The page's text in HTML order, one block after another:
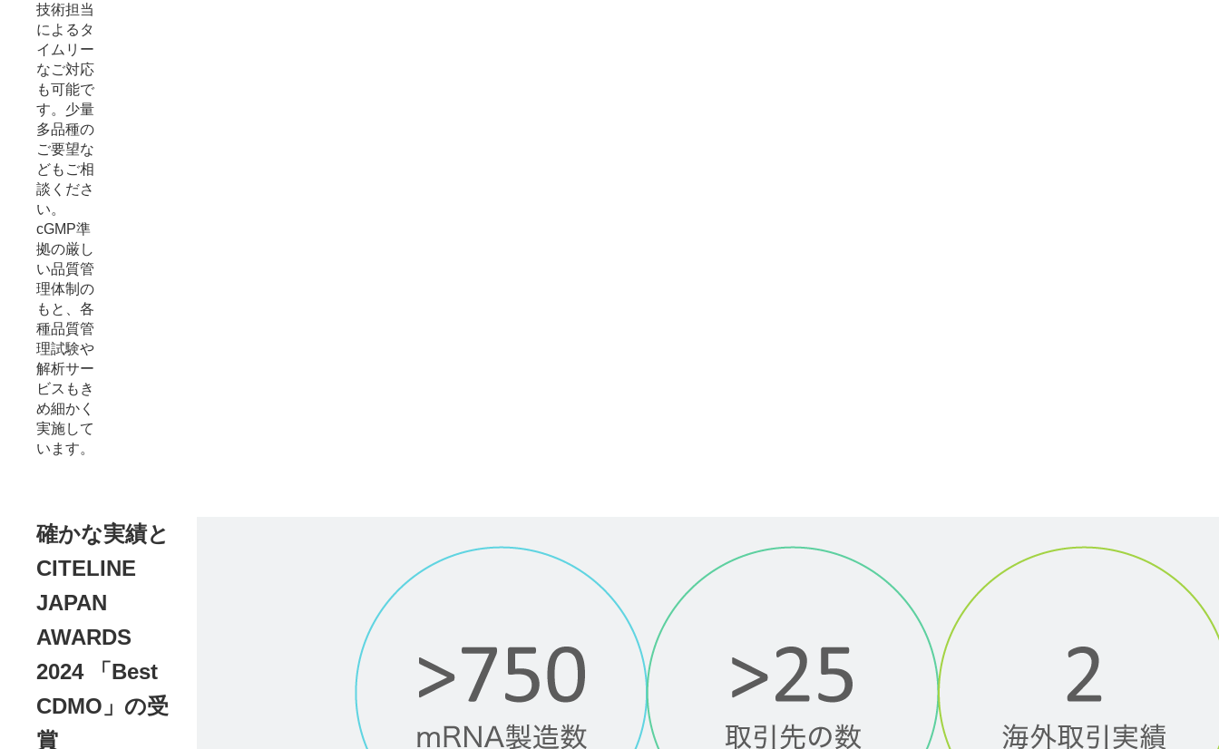
技術担当
によるタ
イムリー
なご対応
も可能で
す。少量
多品種の
ご要望な
どもご相
談くださ
い。
cGMP準
拠の厳し
い品質管
理体制の
もと、各
種品質管
理試験や
解析サー
ビスもき
め細かく
実施して
います。
確かな実績と
CITELINE
JAPAN
AWARDS
2024 「Best
CDMO」の受
賞